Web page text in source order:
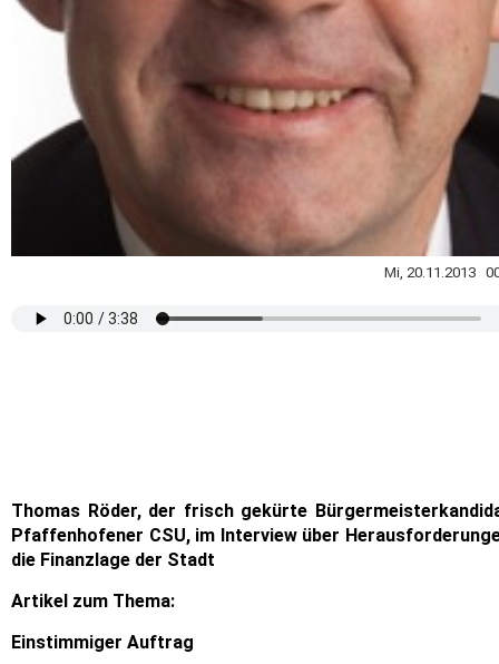
Mi, 20.11.2013
Thomas Röder, der frisch gekürte
Pfaffenhofener CSU, im Interview über
die Finanzlage der Stadt
Artikel zum Thema:
Einstimmiger Auftrag